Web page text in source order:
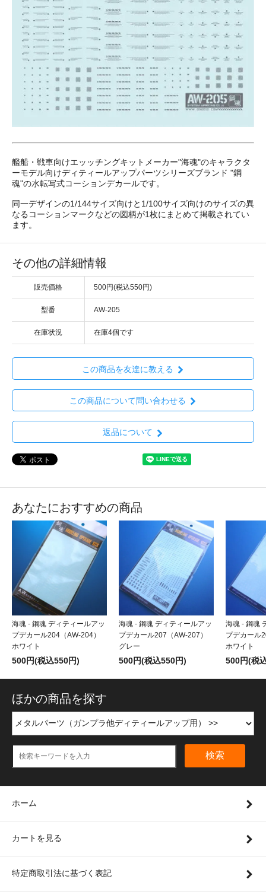
艦船・戦車向けエッッチングキットメーカー"海魂"のキャラクタ
ーモデル向けディティールアップパーツシリーズブランド "鋼
魂"の水転写式コーションデカールです。
同一デザインの1/144サイズ向けと1/100サイズ向けのサイズの異
なるコーションマークなどの図柄が1枚にまとめて掲載されてい
ます。
その他の詳細情報
販売価格 500円(税込550円)
型番 AW-205
在庫状況 在庫4個です
この商品を友達に教える
この商品について問い合わせる
返品について
あなたにおすすめの商品
海魂 - 鋼魂 ディティールアッ
プデカール204（AW-204）
ホワイト
500円(税込550円)
海魂 - 鋼魂 ディティールアッ
プデカール207（AW-207）
グレー
500円(税込550円)
海魂 - 鋼魂
プデカール
ホワイト
500円(税
ほかの商品を探す
検索
ホーム
カートを見る
特定商取引法に基づく表記